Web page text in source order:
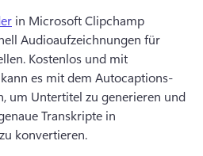
in Microsoft Clipchamp
Audioaufzeichnungen für
Kostenlos und mit
es mit dem Autocaptions-
um Untertitel zu generieren und
Transkripte in
konvertieren.